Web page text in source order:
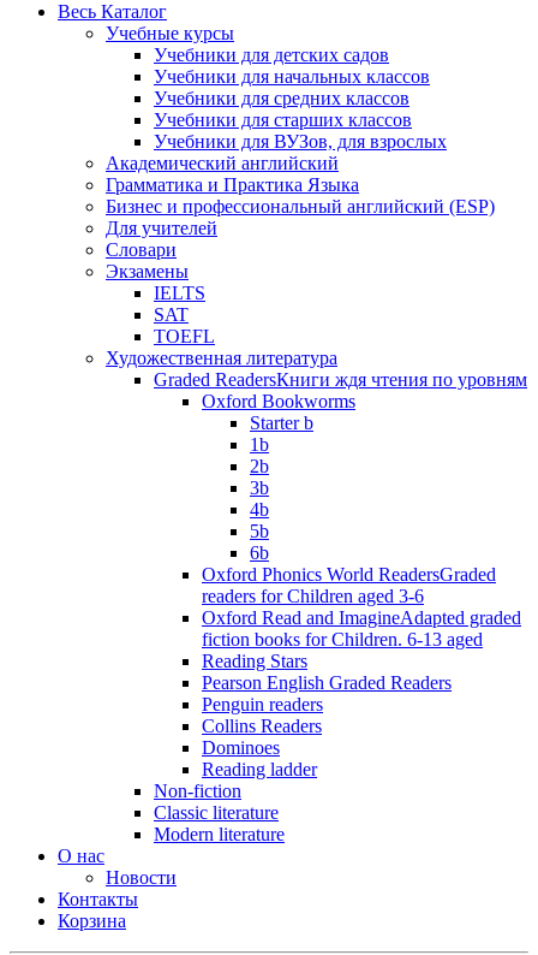
Весь Каталог
Учебные курсы
Учебники для детских садов
Учебники для начальных классов
Учебники для средних классов
Учебники для старших классов
Учебники для ВУЗов, для взрослых
Академический английский
Грамматика и Практика Языка
Бизнес и профессиональный английский (ESP)
Для учителей
Словари
Экзамены
IELTS
SAT
TOEFL
Художественная литература
Graded ReadersКниги ждя чтения по уровням
Oxford Bookworms
Starter b
1b
2b
3b
4b
5b
6b
Oxford Phonics World ReadersGraded
readers for Children aged 3-6
Oxford Read and ImagineAdapted graded
fiction books for Children. 6-13 aged
Reading Stars
Pearson English Graded Readers
Penguin readers
Collins Readers
Dominoes
Reading ladder
Non-fiction
Classic literature
Modern literature
О нас
Новости
Контакты
Корзина